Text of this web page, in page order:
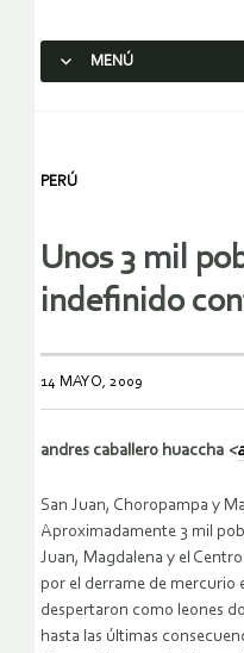
MENÚ
PERÚ
Unos 3 mil
indefinido
14 MAYO, 2009
andres caballero huaccha <
San Juan, Choropampa y
Aproximadamente 3 mil
Juan, Magdalena y el
por el derrame de mercurio
despertaron como leones
hasta las últimas